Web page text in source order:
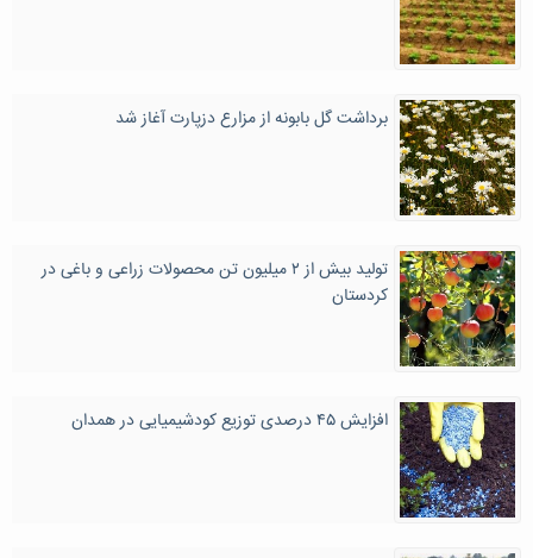
برداشت گل بابونه از مزارع دزپارت آغاز شد
تولید بیش‌ از ۲ میلیون تن محصولات زراعی و باغی در
کردستان
افزایش ۴۵ درصدی توزیع کودشیمیایی در همدان